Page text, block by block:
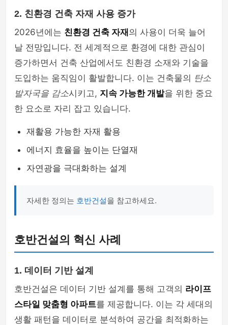
2. 친환경 건축 자재 사용 증가
2026년에는 친환경 건축 자재 의 사용이 더욱 늘어
날 전망입니다. 전 세계적으로 환경에 대한 관심이
증가하면서 건축 산업에서도 친환경 소재와 기술을
도입하는 움직임이 활발합니다. 이는 건축물의 탄소
발자국을 감소시키고, 지속 가능한 개발을 위한 중요
한 요소로 자리 잡고 있습니다.
재활용 가능한 자재 활용
에너지 효율을 높이는 단열재
자연광을 극대화하는 설계
자세한 정의는 호반건설을 참고하세요.
호반건설의 혁신 사례
1. 데이터 기반 설계
호반건설은 데이터 기반 설계를 통해 고객의 라이프
스타일 맞춤형 아파트를 제공합니다. 이는 각 세대의
생활 패턴을 데이터로 분석하여 공간을 최적화하는